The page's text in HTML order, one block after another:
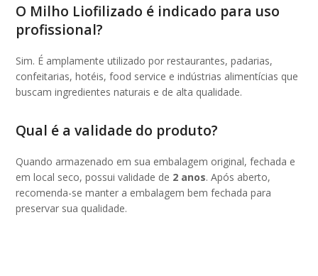
O Milho Liofilizado é indicado para uso
profissional?
Sim. É amplamente utilizado por restaurantes, padarias,
confeitarias, hotéis, food service e indústrias alimentícias que
buscam ingredientes naturais e de alta qualidade.
Qual é a validade do produto?
Quando armazenado em sua embalagem original, fechada e
em local seco, possui validade de 2 anos. Após aberto,
recomenda-se manter a embalagem bem fechada para
preservar sua qualidade.